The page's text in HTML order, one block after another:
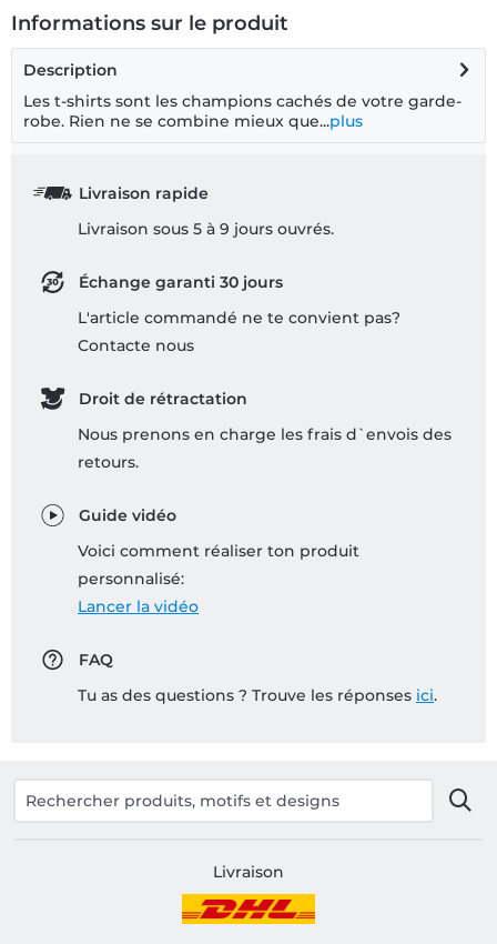
Informations sur le produit
Description
Les t-shirts sont les champions cachés de votre garde-
robe. Rien ne se combine mieux que...plus
Livraison rapide
Livraison sous 5 à 9 jours ouvrés.
Échange garanti 30 jours
L'article commandé ne te convient pas?
Contacte nous
Droit de rétractation
Nous prenons en charge les frais d`envois des
retours.
Guide vidéo
Voici comment réaliser ton produit
personnalisé:
Lancer la vidéo
FAQ
Tu as des questions ? Trouve les réponses ici.
Livraison